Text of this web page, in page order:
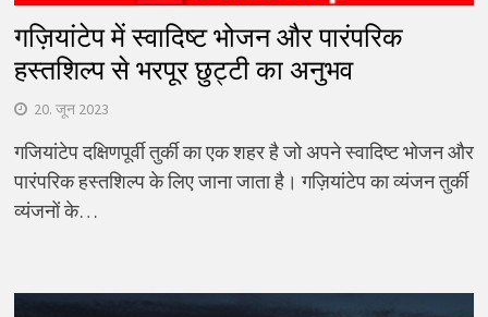
गज़ियांटेप में स्वादिष्ट भोजन और पारंपरिक
हस्तशिल्प से भरपूर छुट्टी का अनुभव
20. जून 2023
गजियांटेप दक्षिणपूर्वी तुर्की का एक शहर है जो अपने स्वादिष्ट भोजन और
पारंपरिक हस्तशिल्प के लिए जाना जाता है। गज़ियांटेप का व्यंजन तुर्की
व्यंजनों के…